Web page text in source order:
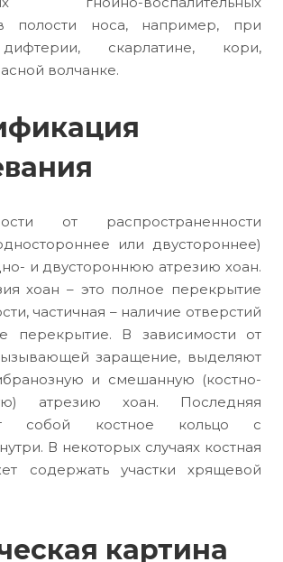
полости носа, например, при
скарлатине, кори,
волчанке.
от распространенности
или двустороннее)
и двустороннюю атрезию хоан.
хоан – это полное перекрытие
частичная – наличие отверстий
перекрытие. В зависимости от
заращение, выделяют
и смешанную (костно-
атрезию хоан. Последняя
собой костное кольцо с
В некоторых случаях костная
содержать участки хрящевой
картина